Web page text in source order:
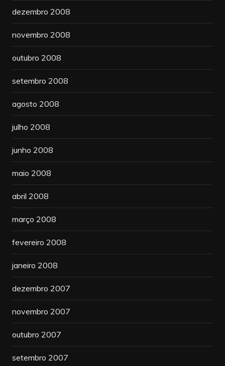
dezembro 2008
novembro 2008
outubro 2008
setembro 2008
agosto 2008
julho 2008
junho 2008
maio 2008
abril 2008
março 2008
fevereiro 2008
janeiro 2008
dezembro 2007
novembro 2007
outubro 2007
setembro 2007